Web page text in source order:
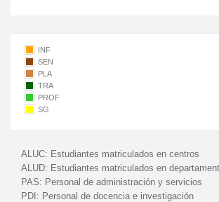
INF
SEN
PLA
TRA
PROF
SG
ALUC: Estudiantes matriculados en centros
ALUD: Estudiantes matriculados en
PAS: Personal de administración y servicios
PDI: Personal de docencia e investigación